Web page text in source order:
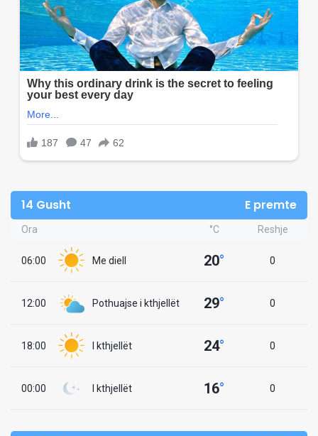
14 Gusht E premte
Ora °C Reshje
06:00 Me diell 20° 0
12:00 Pothuajse i kthjellët 29° 0
18:00 I kthjellët 24° 0
00:00 I kthjellët 16° 0